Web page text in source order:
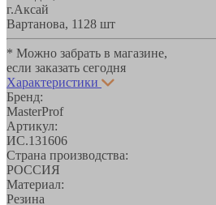
г.Аксай
Вартанова, 11 28 шт
* Можно забрать в магазине,
если заказать сегодня
Характеристики
Бренд:
MasterProf
Артикул:
ИС.131606
Страна производства:
РОССИЯ
Материал:
Резина